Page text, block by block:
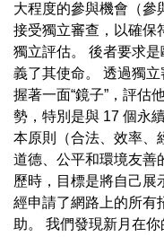
大程度的參與機會（參
接受獨立審查，以確保
獨立評估。 後者要求
義了其使命。 透過獨
握著一面“鏡子”，評估
勢，特別是與 17 個永
本原則（合法、效率、
道德、公平和環境友善
歷時，目標是將自己展
經申請了網路上的所有
助。 我們發現新月在